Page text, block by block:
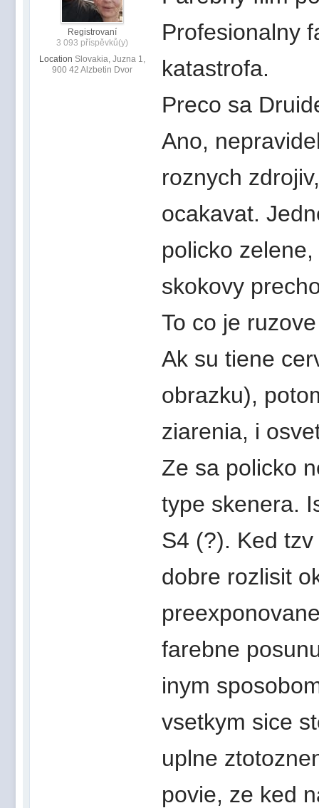
Registrovaní
3 093 příspěvků(y)
Location Slovakia, Juzna 1,
900 42 Alzbetin Dvor
Profesionalny
katastrofa.
Preco sa
Ano,
roznych
ocakavat.
policko
skokovy
To co je
Ak su tiene
obrazku),
ziarenia, i
Ze sa policko
type skenera.
S4 (?). Ked
dobre rozlisit
farebne
inym
vsetkym sice
uplne
povie, ze ked